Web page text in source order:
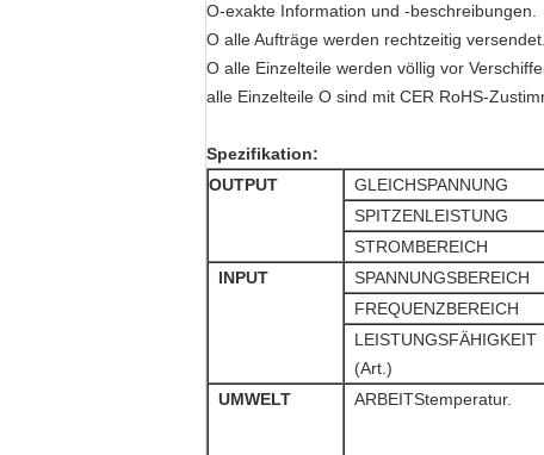
O-exakte Information und -beschreibungen.
O alle Aufträge werden rechtzeitig versendet.
O alle Einzelteile werden völlig vor
alle Einzelteile O sind mit CER RoHS-
Spezifikation:
OUTPUT
GLEICHSPANNUNG
SPITZENLEISTUNG
STROMBEREICH
INPUT
SPANNUNGSBEREICH
FREQUENZBEREICH
LEISTUNGSFÄHIGKEIT
(Art.)
UMWELT ARBEITStemperatur.